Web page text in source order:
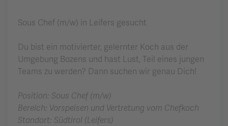
Sous Chef (m/w) in Leifers gesucht
Du bist ein motivierter, gelernter Koch aus der
Umgebung Bozens und hast Lust, Teil eines jungen
Teams zu werden? Dann suchen wir genau Dich!
Position: Sous Chef (m/w)
Bereich: Vorspeisen und Vertretung vom Chefkoch
Standort: Südtirol (Leifers)